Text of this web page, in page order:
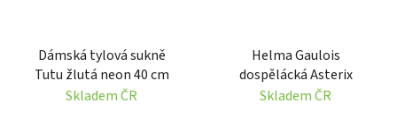
Dámská tylová sukně
Tutu žlutá neon 40 cm
Skladem ČR
Helma Gaulois
dospělácká Asterix
Skladem ČR